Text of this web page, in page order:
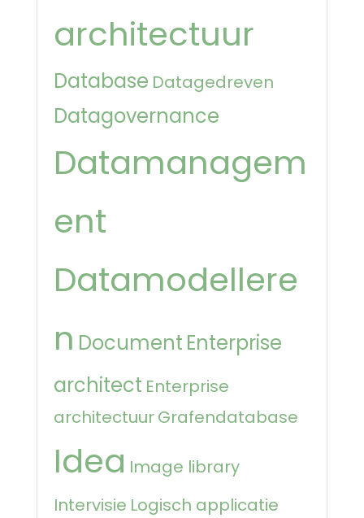
architectuur
Database Datagedreven
Datagovernance
Datamanagem
ent
Datamodellere
n Document Enterprise
architect Enterprise
architectuurGrafendatabase
Idea Image library
Intervisie Logisch applicatie